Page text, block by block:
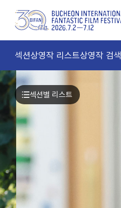
섹션상영작 리스트상영작 검색
섹션별 리스트